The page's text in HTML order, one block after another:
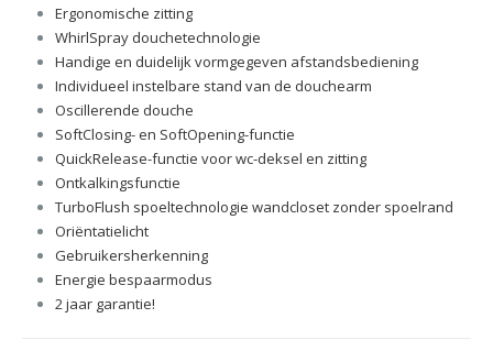
Ergonomische zitting
WhirlSpray douchetechnologie
Handige en duidelijk vormgegeven afstandsbediening
Individueel instelbare stand van de douchearm
Oscillerende douche
SoftClosing- en SoftOpening-functie
QuickRelease-functie voor wc-deksel en zitting
Ontkalkingsfunctie
TurboFlush spoeltechnologie wandcloset zonder spoelrand
Oriëntatielicht
Gebruikersherkenning
Energie bespaarmodus
2 jaar garantie!